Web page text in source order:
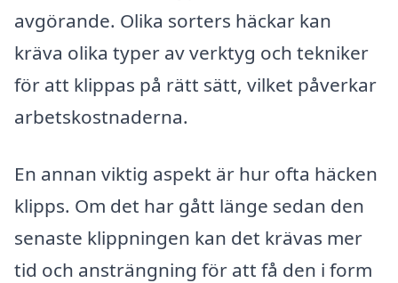
avgörande. Olika sorters häckar kan
kräva olika typer av verktyg och tekniker
för att klippas på rätt sätt, vilket påverkar
arbetskostnaderna.
En annan viktig aspekt är hur ofta häcken
klipps. Om det har gått länge sedan den
senaste klippningen kan det krävas mer
tid och ansträngning för att få den i form